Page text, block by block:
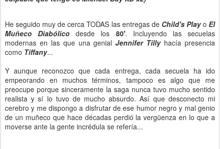
He seguido muy de cerca TODAS las entregas de Child's PlayoEl
Muñeco Diabólicodesde los 80'. Incluyendo las secuelas
modernas en las que una genialJennifer Tilly hacía presencia
como Tiffany...
Y aunque reconozco que cada entrega, cada secuela ha ido
empeorando en muchos términos, tampoco es algo que me
preocupe porque sinceramente la saga nunca tuvo mucho sentido
realista y sí lo tuvo de mucho absurdo. Así que desconecto mi
cerebro y me dispongo a disfrutar de ese humor negro y mal genio
de un muñeco que hace décadas perdió la vergüenza en lo que a
moverse ante la gente incrédula se refería...